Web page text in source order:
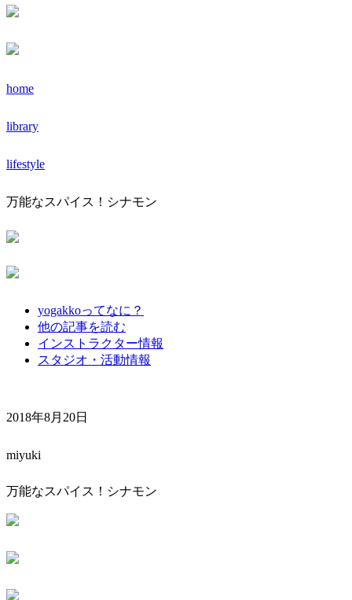
home
library
lifestyle
万能なスパイス！シナモン
yogakkoってなに？
他の記事を読む
インストラクター情報
スタジオ・活動情報
2018年8月20日
miyuki
万能なスパイス！シナモン